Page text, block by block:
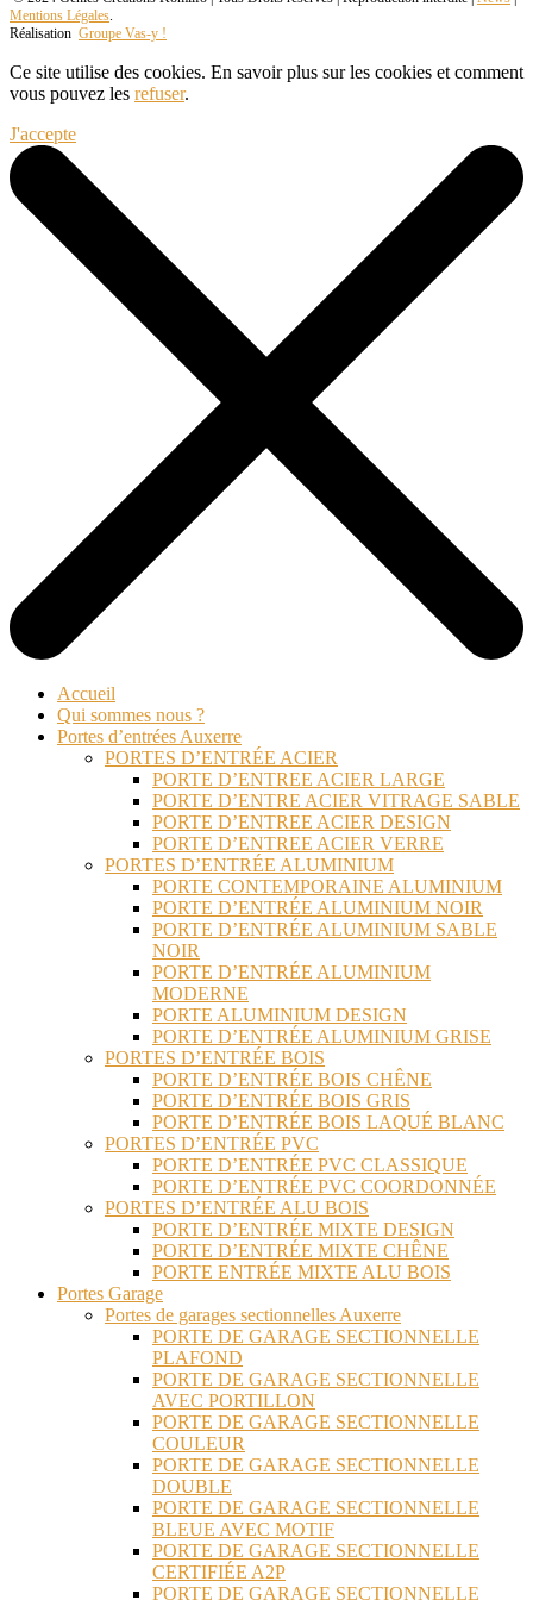
Mentions Légales.
Réalisation Groupe Vas-y !
Ce site utilise des cookies. En savoir plus sur les cookies et comment
vous pouvez les refuser.
J'accepte
Accueil
Qui sommes nous ?
Portes d’entrées Auxerre
PORTES D’ENTRÉE ACIER
PORTE D’ENTREE ACIER LARGE
PORTE D’ENTRE ACIER VITRAGE SABLE
PORTE D’ENTREE ACIER DESIGN
PORTE D’ENTREE ACIER VERRE
PORTES D’ENTRÉE ALUMINIUM
PORTE CONTEMPORAINE ALUMINIUM
PORTE D’ENTRÉE ALUMINIUM NOIR
PORTE D’ENTRÉE ALUMINIUM SABLE
NOIR
PORTE D’ENTRÉE ALUMINIUM
MODERNE
PORTE ALUMINIUM DESIGN
PORTE D’ENTRÉE ALUMINIUM GRISE
PORTES D’ENTRÉE BOIS
PORTE D’ENTRÉE BOIS CHÊNE
PORTE D’ENTRÉE BOIS GRIS
PORTE D’ENTRÉE BOIS LAQUÉ BLANC
PORTES D’ENTRÉE PVC
PORTE D’ENTRÉE PVC CLASSIQUE
PORTE D’ENTRÉE PVC COORDONNÉE
PORTES D’ENTRÉE ALU BOIS
PORTE D’ENTRÉE MIXTE DESIGN
PORTE D’ENTRÉE MIXTE CHÊNE
PORTE ENTRÉE MIXTE ALU BOIS
Portes Garage
Portes de garages sectionnelles Auxerre
PORTE DE GARAGE SECTIONNELLE
PLAFOND
PORTE DE GARAGE SECTIONNELLE
AVEC PORTILLON
PORTE DE GARAGE SECTIONNELLE
COULEUR
PORTE DE GARAGE SECTIONNELLE
DOUBLE
PORTE DE GARAGE SECTIONNELLE
BLEUE AVEC MOTIF
PORTE DE GARAGE SECTIONNELLE
CERTIFIÉE A2P
PORTE DE GARAGE SECTIONNELLE